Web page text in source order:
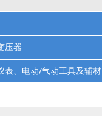
器
套周边品
压器
源/开关电源
表、电动/气动工具及辅材
件